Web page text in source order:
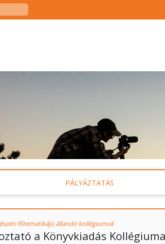
PÁLYÁZTATÁS
főtematikájú állandó kollégiumok
a Könyvkiadás